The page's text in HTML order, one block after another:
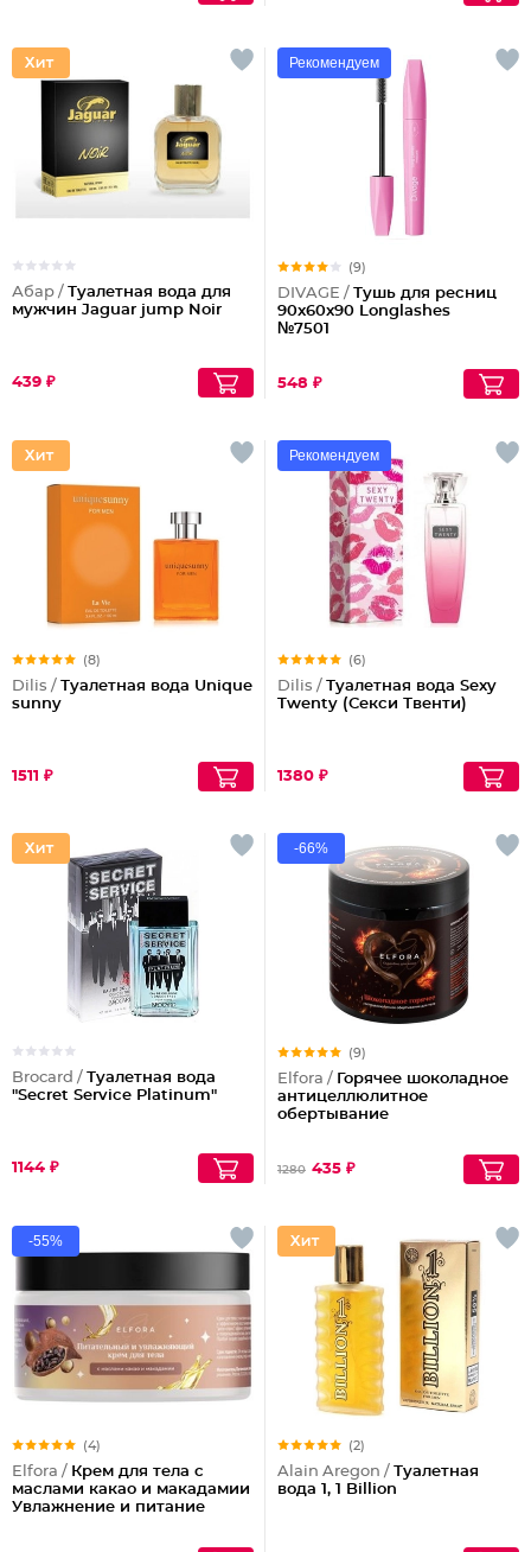
Абар / Туалетная вода для
мужчин Jaguar jump Noir
439 ₽
Рекомендуем
(9)
DIVAGE / Тушь для ресниц
90x60x90 Longlashes
№7501
548 ₽
(8)
Dilis / Туалетная вода Unique
sunny
1511 ₽
Рекомендуем
(6)
Dilis / Туалетная вода Sexy
Twenty (Секси Твенти)
1380 ₽
Brocard / Туалетная вода
"Secret Service Platinum"
1144 ₽
-66%
(9)
Elfora / Горячее шоколадное
антицеллюлитное
обертывание
1280 435 ₽
-55%
(4)
Elfora / Крем для тела с
маслами какао и макадамии
Увлажнение и питание
(2)
Alain Aregon / Туалетная
вода 1, 1 Billion